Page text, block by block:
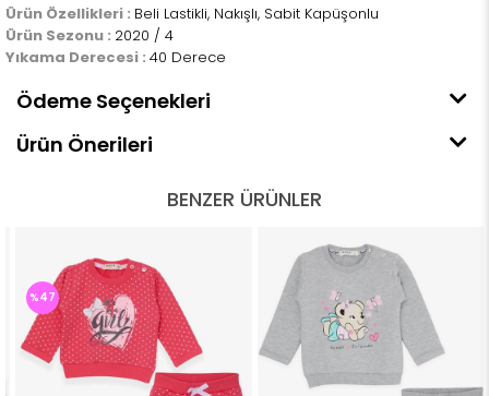
Ürün Özellikleri : Beli Lastikli, Nakışlı, Sabit Kapüşonlu
Ürün Sezonu : 2020 / 4
Yıkama Derecesi : 40 Derece
Ödeme Seçenekleri
Ürün Önerileri
BENZER ÜRÜNLER
%47